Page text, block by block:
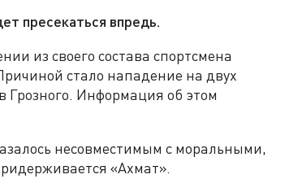
пресекаться впредь.
из своего состава спортсмена
стало нападение на двух
Информация об этом
несовместимым с моральными,
«Ахмат».